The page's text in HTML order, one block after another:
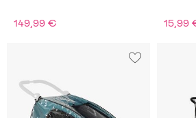
149,99 € 15,99